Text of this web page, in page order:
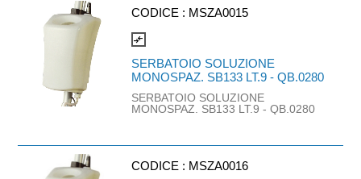
particolarmente impegnativie gravosi.
L16: Versione dotata di uno speciale
ottimizza l’utilizzo di accessori
particolari, come mole, raschiatori
ecarte abrasive. L22: Modello con
3HP di potenza motore, che ne
consente l’utilizzo in ambiti super-
professionali per lavori
estremamente pesanti. QDN014 +
QB.0281 + QB.0300 + QB.0330
CODICE : MSZA0015
compare_arrows
SERBATOIO SOLUZIONE
MONOSPAZ. SB133 LT.9 - QB.0280
SERBATOIO SOLUZIONE
MONOSPAZ. SB133 LT.9 - QB.0280
CODICE : MSZA0016